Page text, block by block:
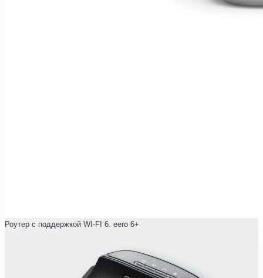
Роутер с поддержкой WI-FI 6. eero 6+